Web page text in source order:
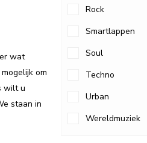
wat
om
wilt u
staan in
Rock
Smartlappen
Soul
Techno
Urban
Wereldmuziek